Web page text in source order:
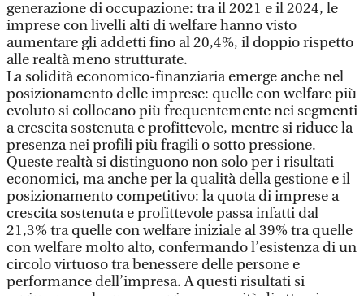
generazione di occupazione: tra il 2021 e il 2024, le
imprese con livelli alti di welfare hanno visto
aumentare gli addetti fino al 20,4%, il doppio rispetto
alle realtà meno strutturate.
La solidità economico-finanziaria emerge anche nel
posizionamento delle imprese: quelle con welfare più
evoluto si collocano più frequentemente nei segmenti
a crescita sostenuta e profittevole, mentre si riduce la
presenza nei profili più fragili o sotto pressione.
Queste realtà si distinguono non solo per i risultati
economici, ma anche per la qualità della gestione e il
posizionamento competitivo: la quota di imprese a
crescita sostenuta e profittevole passa infatti dal
21,3% tra quelle con welfare iniziale al 39% tra quelle
con welfare molto alto, confermando l’esistenza di un
circolo virtuoso tra benessere delle persone e
performance dell’impresa. A questi risultati si